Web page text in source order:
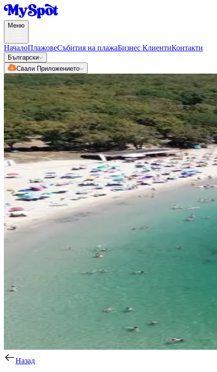
Меню
НачалоПлажовеСъбития на плажаБизнес КлиентиКонтакти
Български
Свали Приложението
Назад